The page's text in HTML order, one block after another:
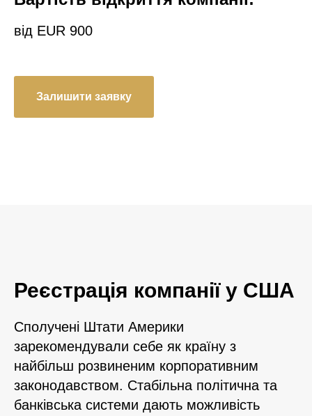
від EUR 900
Залишити заявку
Реєстрація компанії у США
Сполучені Штати Америки
зарекомендували себе як країну з
найбільш розвиненим корпоративним
законодавством. Стабільна політична та
банківська системи дають можливість